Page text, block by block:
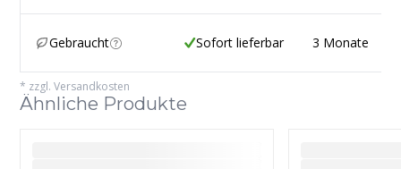
Gebraucht Sofort lieferbar 3 Monate
* zzgl. Versandkosten
Ähnliche Produkte